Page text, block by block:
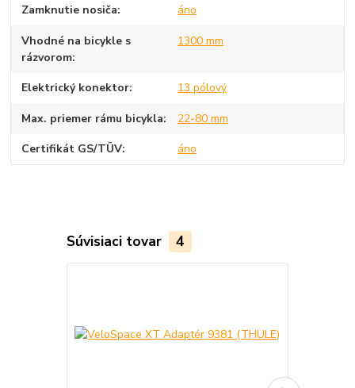
Zamknutie nosiča áno
Vhodné na bicykle s
rázvorom
1300 mm
Elektrický konektor 13 pólový
Max. priemer rámu bicykla 22-80 mm
Certifikát GS/TÜV áno
Súvisiaci tovar 4